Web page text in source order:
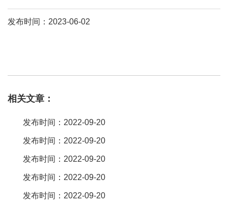
发布时间：2023-06-02
吐率。它完全向下兼容现有的usb连接器与线缆。usb 3。1 gen2兼
自动检测功能，如果使用了与其额定功率不匹配的连接线，会检测
出差别，并且根据线缆的规格自动匹配最大的充电负载量，一般当
连接线电阻偏大时会自动减少充电电流，也就是降低功率。手机充
电器的充电头早期的一般较小有0。3a、0。5a、0。7的，现在的较
大一般是1a、1。5a、2a的，甚至3a、5a的。具体的看充电器上的
相关文章：
发布时间：2022-09-20
发布时间：2022-09-20
发布时间：2022-09-20
发布时间：2022-09-20
发布时间：2022-09-20